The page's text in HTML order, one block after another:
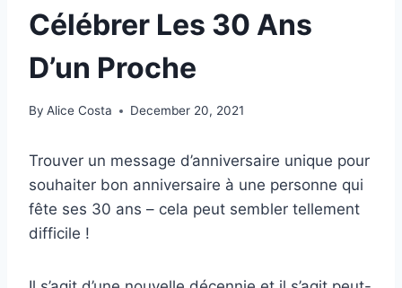
Célébrer Les 30 Ans
D’un Proche
By Alice Costa December 20, 2021
Trouver un message d’anniversaire unique pour
souhaiter bon anniversaire à une personne qui
fête ses 30 ans – cela peut sembler tellement
difficile !